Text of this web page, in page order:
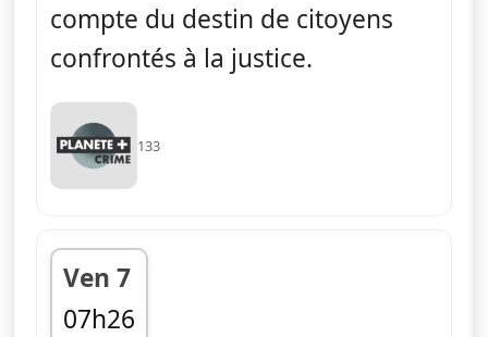
compte du destin de citoyens
confrontés à la justice.
133
Ven 7
07h26